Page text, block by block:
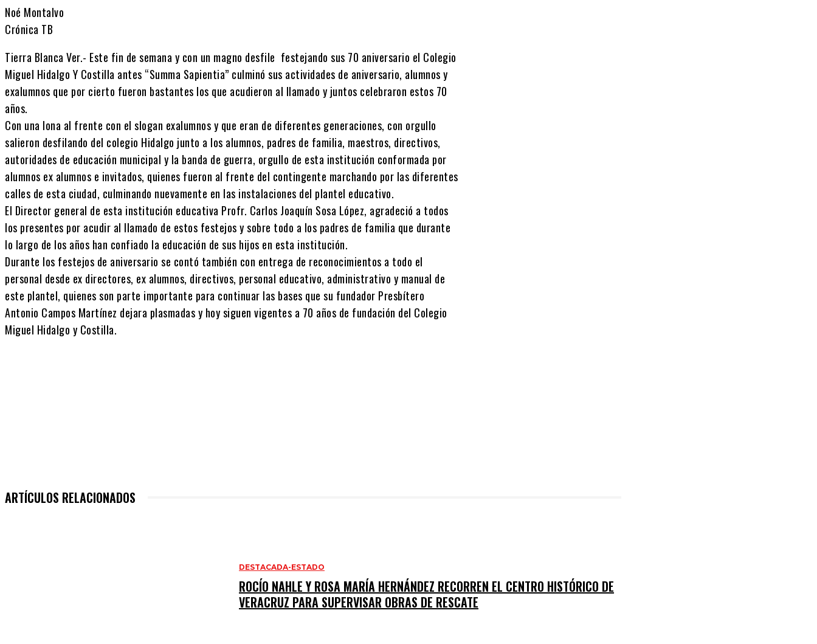
Noé Montalvo
Crónica TB
Tierra Blanca Ver.- Este fin de semana y con un magno desfile festejando sus 70 aniversario el Colegio
Miguel Hidalgo Y Costilla antes “Summa Sapientia” culminó sus actividades de aniversario, alumnos y
exalumnos que por cierto fueron bastantes los que acudieron al llamado y juntos celebraron estos 70
años.
Con una lona al frente con el slogan exalumnos y que eran de diferentes generaciones, con orgullo
salieron desfilando del colegio Hidalgo junto a los alumnos, padres de familia, maestros, directivos,
autoridades de educación municipal y la banda de guerra, orgullo de esta institución conformada por
alumnos ex alumnos e invitados, quienes fueron al frente del contingente marchando por las diferentes
calles de esta ciudad, culminando nuevamente en las instalaciones del plantel educativo.
El Director general de esta institución educativa Profr. Carlos Joaquín Sosa López, agradeció a todos
los presentes por acudir al llamado de estos festejos y sobre todo a los padres de familia que durante
lo largo de los años han confiado la educación de sus hijos en esta institución.
Durante los festejos de aniversario se contó también con entrega de reconocimientos a todo el
personal desde ex directores, ex alumnos, directivos, personal educativo, administrativo y manual de
este plantel, quienes son parte importante para continuar las bases que su fundador Presbítero
Antonio Campos Martínez dejara plasmadas y hoy siguen vigentes a 70 años de fundación del Colegio
Miguel Hidalgo y Costilla.
ARTÍCULOS RELACIONADOS
DESTACADA-ESTADO
ROCÍO NAHLE Y ROSA MARÍA HERNÁNDEZ RECORREN EL CENTRO HISTÓRICO DE
VERACRUZ PARA SUPERVISAR OBRAS DE RESCATE